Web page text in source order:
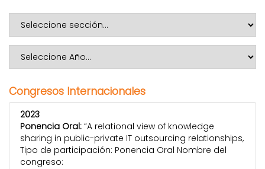
Congresos Internacionales
2023
Ponencia Oral: “A relational view of knowledge
sharing in public-private IT outsourcing relationships,
Tipo de participación: Ponencia Oral Nombre del
congreso: